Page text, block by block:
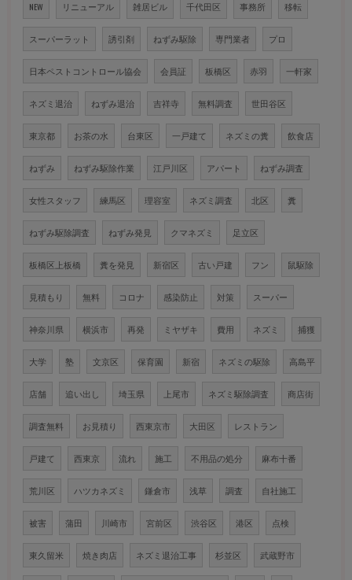
NEW リニューアル 雑居ビル 千代田区 事務所 移転
スーパーラット 誘引剤 ねずみ駆除 専門業者 プロ
日本ペストコントロール協会 会員証 板橋区 赤羽 一軒家
ネズミ退治 ねずみ退治 吉祥寺 無料調査 世田谷区
東京都 お茶の水 台東区 一戸建て ネズミの糞 飲食店
ねずみ ねずみ駆除作業 江戸川区 アパート ねずみ調査
女性スタッフ 練馬区 理容室 ネズミ調査 北区 糞
ねずみ駆除調査 ねずみ発見 クマネズミ 足立区
板橋区上板橋 糞を発見 新宿区 古い戸建 フン 鼠駆除
見積もり 無料 コロナ 感染防止 対策 スーパー
神奈川県 横浜市 再発 ミヤザキ 費用 ネズミ 捕獲
大学 塾 文京区 保育園 新宿 ネズミの駆除 高島平
店舗 追い出し 埼玉県 上尾市 ネズミ駆除調査 商店街
調査無料 お見積り 西東京市 大田区 レストラン
戸建て 西東京 流れ 施工 不用品の処分 麻布十番
荒川区 ハツカネズミ 鎌倉市 浅草 調査 自社施工
被害 蒲田 川崎市 宮前区 渋谷区 港区 点検
東久留米 焼き肉店 ネズミ退治工事 杉並区 武蔵野市